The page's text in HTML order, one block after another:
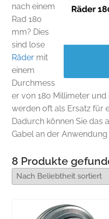
Überige
Kundenservice
nach einem
Rad 180
mm? Dies
sind lose
Rädermit
einem
Durchmess
er von 180 Millimeter und
werden oft als Ersatz für
Dadurch können Sie das
Gabel an der
8 Produkte